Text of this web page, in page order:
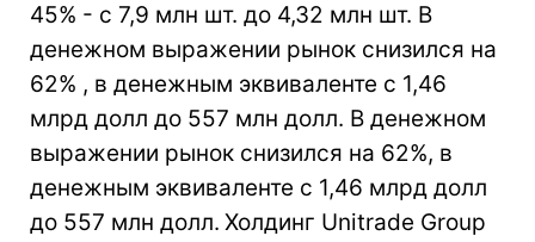
45% - с 7,9 млн шт. до 4,32 млн шт. В
денежном выражении рынок снизился на
62% , в денежным эквиваленте с 1,46
млрд долл до 557 млн долл. В денежном
выражении рынок снизился на 62%, в
денежным эквиваленте с 1,46 млрд долл
до 557 млн долл. Холдинг Unitrade Group